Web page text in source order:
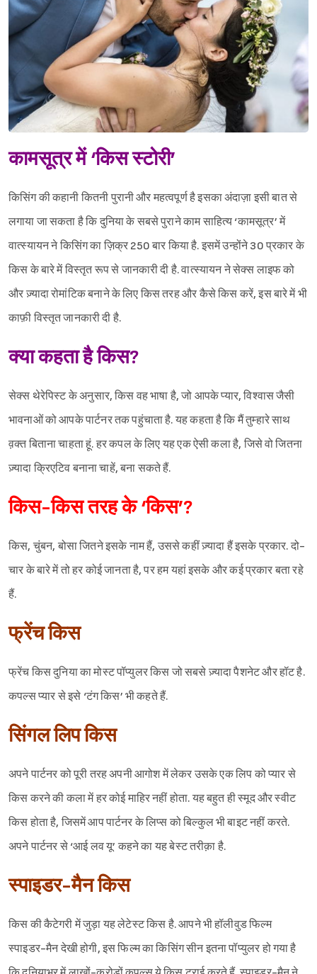
कामसूत्र में ‘किस स्टोरी’
किसिंग की कहानी कितनी पुरानी और महत्वपूर्ण है इसका अंदाज़ा इसी बात से
लगाया जा सकता है कि दुनिया के सबसे पुराने काम साहित्य ‘कामसूत्र’ में
वात्स्यायन ने किसिंग का ज़िक्र 250 बार किया है. इसमें उन्होंने 30 प्रकार के
किस के बारे में विस्तृत रूप से जानकारी दी है. वात्स्यायन ने सेक्स लाइफ को
और ज़्यादा रोमांटिक बनाने के लिए किस तरह और कैसे किस करें, इस बारे में भी
काफ़ी विस्तृत जानकारी दी है.
क्या कहता है किस?
सेक्स थेरेपिस्ट के अनुसार, किस वह भाषा है, जो आपके प्यार, विश्‍वास जैसी
भावनाओं को आपके पार्टनर तक पहुंचाता है. यह कहता है कि मैं तुम्हारे साथ
व़क्त बिताना चाहता हूं. हर कपल के लिए यह एक ऐसी कला है, जिसे वो जितना
ज़्यादा क्रिएटिव बनाना चाहें, बना सकते हैं.
किस-किस तरह के ‘किस’?
किस, चुंबन, बोसा जितने इसके नाम हैं, उससे कहीं ज़्यादा हैं इसके प्रकार. दो-
चार के बारे में तो हर कोई जानता है, पर हम यहां इसके और कई प्रकार बता रहे
हैं.
फ्रेंच किस
फ्रेंच किस दुनिया का मोस्ट पॉप्युलर किस जो सबसे ज़्यादा पैशनेट और हॉट है.
कपल्स प्यार से इसे ‘टंग किस’ भी कहते हैं.
सिंगल लिप किस
अपने पार्टनर को पूरी तरह अपनी आगोश में लेकर उसके एक लिप को प्यार से
किस करने की कला में हर कोई माहिर नहीं होता. यह बहुत ही स्मूद और स्वीट
किस होता है, जिसमें आप पार्टनर के लिप्स को बिल्कुल भी बाइट नहीं करते.
अपने पार्टनर से ‘आई लव यू’ कहने का यह बेस्ट तरीक़ा है.
स्पाइडर-मैन किस
किस की कैटेगरी में जुड़ा यह लेटेस्ट किस है. आपने भी हॉलीवुड फिल्म
स्पाइडर-मैन देखी होगी, इस फिल्म का किसिंग सीन इतना पॉप्युलर हो गया है